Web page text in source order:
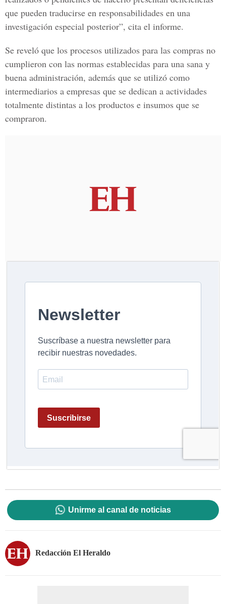
que pueden traducirse en responsabilidades en una
investigación especial posterior”, cita el informe.
Se reveló que los procesos utilizados para las compras no
cumplieron con las normas establecidas para una sana y
buena administración, además que se utilizó como
intermediarios a empresas que se dedican a actividades
totalmente distintas a los productos e insumos que se
compraron.
Unirme al canal de noticias
Redacción El Heraldo